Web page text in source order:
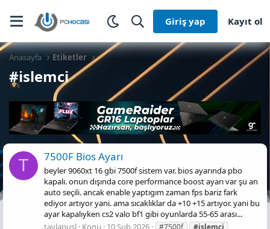
Giriş yap Kayıt ol
Anasayfa Etiketler
#islemci
T 7500F Bios Ayarı
beyler 9060xt 16 gbi 7500f sistem var. bios ayarında pbo
kapalı. onun dışında core performance boost ayarı var şu an
auto seçili. ancak enable yaptıgım zaman fps bariz fark
ediyor artıyor yani. ama sıcaklıklar da +10 +15 artıyor. yani bu
ayar kapalıyken cs2 valo bf1 gibi oyunlarda 55-65 arası...
taylanusl Konu 10 Şub 2026